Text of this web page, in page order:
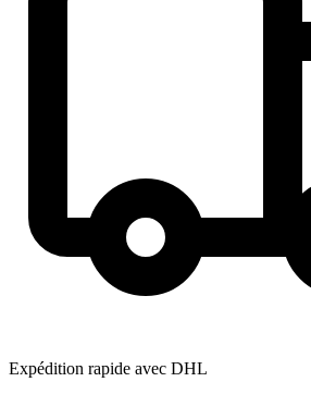
Expédition rapide avec DHL